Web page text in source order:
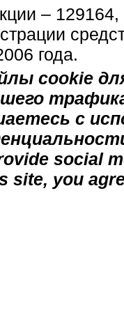
–
года.
cookie
с
social
site, you